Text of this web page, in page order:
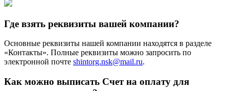
Где взять реквизиты вашей компании?
Основные реквизиты нашей компании находятся в разделе
«Контакты». Полные реквизиты можно запросить по
электронной почте shintorg.nsk@mail.ru.
Как можно выписать Счет на оплату для